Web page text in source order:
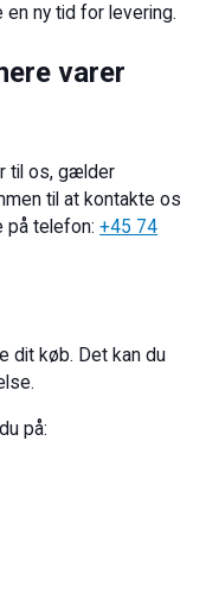
en ny tid for levering.
varer
til os, gælder
til at kontakte os
på telefon: +45 74
dit køb. Det kan du
på: